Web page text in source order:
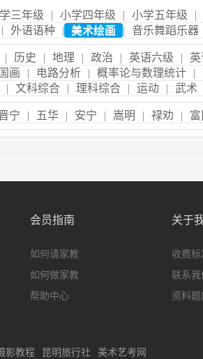
三年级 | 小学四年级 | 小学五年级 |
| 外语语种 | 美术绘画 | 音乐舞蹈乐器
| 历史 | 地理 | 政治 | 英语六级 |
画 | 电路分析 | 概率论与数理统计 |
| 文科综合 | 理科综合 | 运动 | 武术
宁 | 五华 | 安宁 | 嵩明 | 禄劝 | 富
会员指南
如何请家教
如何做家教
帮助中心
关于
收费标
联系我
资料题
影教程 昆明旅行社 美术艺考网